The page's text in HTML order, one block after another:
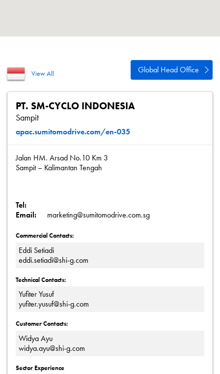
View All Global Head Office
PT. SM-CYCLO INDONESIA
Sampit
apac.sumitomodrive.com/en-035
Jalan HM. Arsad No.10 Km 3
Sampit – Kalimantan Tengah
Tel:
Email:
marketing@sumitomodrive.com.sg
Commercial Contacts:
Eddi Setiadi
eddi.setiadi@shi-g.com
Technical Contacts:
Yufiter Yusuf
yufiter.yusuf@shi-g.com
Customer Contacts:
Widya Ayu
widya.ayu@shi-g.com
Sector Experience